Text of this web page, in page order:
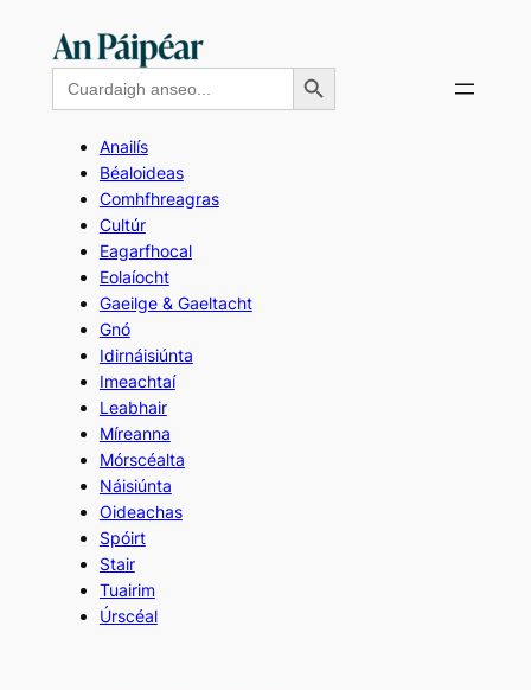
contentSearch
for:
Search Button
Anailís
Béaloideas
Comhfhreagras
Cultúr
Eagarfhocal
Eolaíocht
Gaeilge & Gaeltacht
Gnó
Idirnáisiúnta
Imeachtaí
Leabhair
Míreanna
Mórscéalta
Náisiúnta
Oideachas
Spóirt
Stair
Tuairim
Úrscéal